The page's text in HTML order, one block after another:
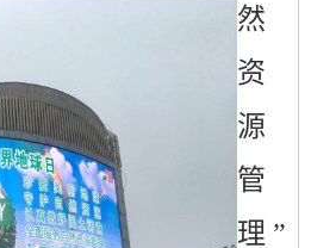
然
资
源
管
理”